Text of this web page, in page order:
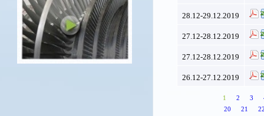
28.12-29.12.2019
27.12-28.12.2019
27.12-28.12.2019
26.12-27.12.2019
1 2 3
20
21